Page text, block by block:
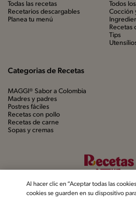
Todas las recetas
Recetarios descargables
Planea tu menú
Todos
Cocción
Recetas
Tips
Categorias de Recetas
MAGGI® Sabor a Colombia
Madres y padres
Postres fáciles
Recetas con pollo
Recetas de carne
Sopas y cremas
Al hacer clic en “Aceptar todas las
cookies se guarden en su dispositivo